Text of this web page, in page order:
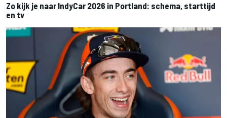
Zo kijk je naar IndyCar 2026 in Portland: schema, starttijd
en tv